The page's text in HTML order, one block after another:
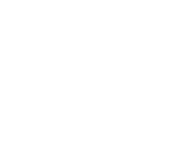
óleos fungicidas,